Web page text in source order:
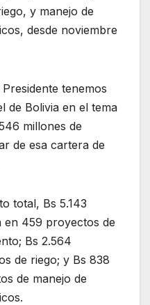
y manejo de
desde noviembre
tenemos
de Bolivia en el tema
millones de
de esa cartera de
total, Bs 5.143
en 459 proyectos de
Bs 2.564
de riego; y Bs 838
de manejo de